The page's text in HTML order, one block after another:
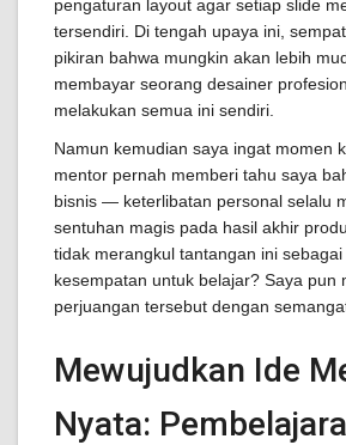
pengaturan layout agar setiap slide
tersendiri. Di tengah upaya ini,
pikiran bahwa mungkin akan lebih
membayar seorang desainer
melakukan semua ini sendiri.
Namun kemudian saya ingat momen
mentor pernah memberi tahu saya
bisnis — keterlibatan personal selalu
sentuhan magis pada hasil akhir
tidak merangkul tantangan ini sebagai
kesempatan untuk belajar? Saya pun
perjuangan tersebut dengan
Mewujudkan Ide
Nyata: